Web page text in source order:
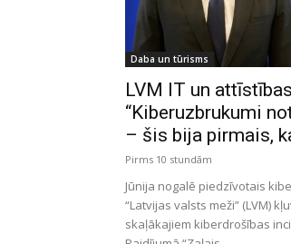
Daba un tūrisms
LVM IT un
“Kiberuzbrukumi
– šis bija pirmais,
Pirms 10 stundām
Jūnija nogalē piedzīvotais
“Latvijas valsts meži” (LVM)
skaļākajiem kiberdrošības